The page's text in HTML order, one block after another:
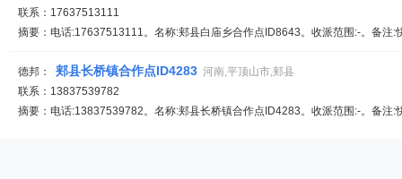
联系：17637513111
摘要：电话:17637513111。名称:郏县白庙乡合作点ID8643。收派范围:-。备注
德邦： 郏县长桥镇合作点ID4283 河南,平顶山市,郏县
联系：13837539782
摘要：电话:13837539782。名称:郏县长桥镇合作点ID4283。收派范围:-。备注